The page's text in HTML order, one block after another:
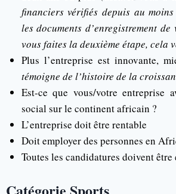
financiers vérifiés depuis au
les documents d’enregistrement
vous faites la deuxième étape, cela
Plus l’entreprise est innovante,
témoigne de l’histoire de la
Est-ce que vous/votre entreprise
social sur le continent africain ?
L’entreprise doit être rentable
Doit employer des personnes en
Toutes les candidatures doivent être